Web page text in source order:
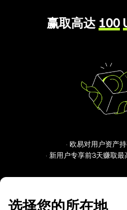
赢取高达 100
· 欧易对用户资产
· 新用户专享前3天赚取
选择您的所在地